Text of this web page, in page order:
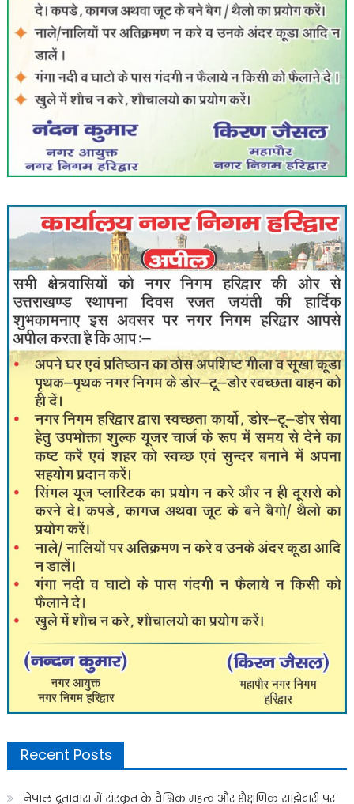
Recent Posts
नेपाल दूतावास में संस्कृत के वैश्विक महत्व और शैक्षणिक साझेदारी पर